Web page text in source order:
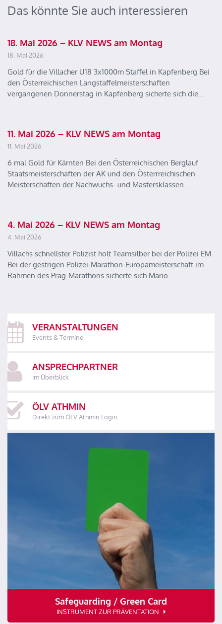
Das könnte Sie auch interessieren
18. Mai 2026 – KLV NEWS am Montag
18. Mai 2026
Gold für die Villacher U18 3x1000m Staffel in Kapfenberg Bei
den Österreichischen Langstaffelmeisterschaften
vergangenen Donnerstag in Kapfenberg sicherte sich die…
11. Mai 2026 – KLV NEWS am Montag
11. Mai 2026
6 mal Gold für Kärnten Bei den Österreichischen Berglauf
Staatsmeisterschaften der AK und den Österrreichischen
Meisterschaften der Nachwuchs- und Mastersklassen…
4. Mai 2026 – KLV NEWS am Montag
4. Mai 2026
Villachs schnellster Polizist holt Teamsilber bei der Polizei EM
Bei der gestrigen Polizei-Marathon-Europameisterschaft im
Rahmen des Prag-Marathons sicherte sich Mario…
VERANSTALTUNGEN
Events & Termine
ANSPRECHPARTNER
im Überblick
ÖLV ATHMIN
Direkt zum ÖLV Athmin Login
Safeguarding / Green Card
INSTRUMENT ZUR PRÄVENTATION